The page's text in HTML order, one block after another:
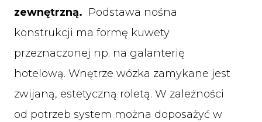
zewnętrzną. Podstawa nośna
konstrukcji ma formę kuwety
przeznaczonej np. na galanterię
hotelową. Wnętrze wózka zamykane jest
zwijaną, estetyczną roletą. W zależności
od potrzeb system można doposażyć w